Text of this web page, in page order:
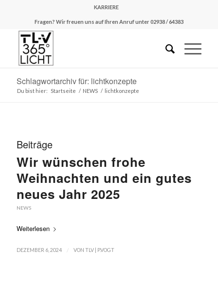
KARRIERE
Fragen? Wir freuen uns auf Ihren Anruf unter 02938 / 64383
Schlagwortarchiv für: lichtkonzepte
Du bist hier: Startseite / NEWS / lichtkonzepte
Beiträge
Wir wünschen frohe
Weihnachten und ein gutes
neues Jahr 2025
NEWS
Weiterlesen
DEZEMBER 6, 2024 / VON TLV | P.VOGT